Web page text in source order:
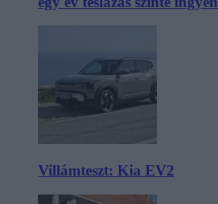
Villámteszt: Kia EV2